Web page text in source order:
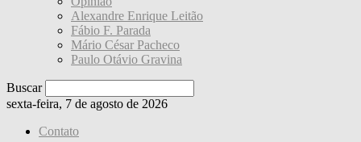
Alexandre Enrique Leitão
Fábio F. Parada
Mário César Pacheco
Paulo Otávio Gravina
Buscar
sexta-feira, 7 de agosto de 2026
Contato